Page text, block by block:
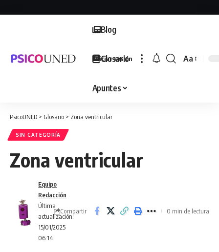
Blog
Glosario
Apuntes
Iniciar sesión
Font
Aa
PsicoUNED > Glosario > Zona ventricular
SIN CATEGORÍA
Zona ventricular
Última
actualización:
15/01/2025
06:14
Equipo
Redacción
Compartir 0 min de lectura